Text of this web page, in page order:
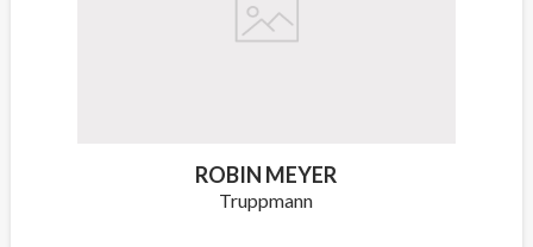
ROBIN MEYER
Truppmann